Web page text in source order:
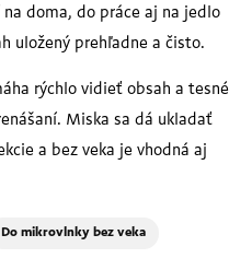
doma, do práce aj na jedlo
uložený prehľadne a čisto.
rýchlo vidieť obsah a tesné
Miska sa dá ukladať
a bez veka je vhodná aj
Do mikrovlnky bez veka